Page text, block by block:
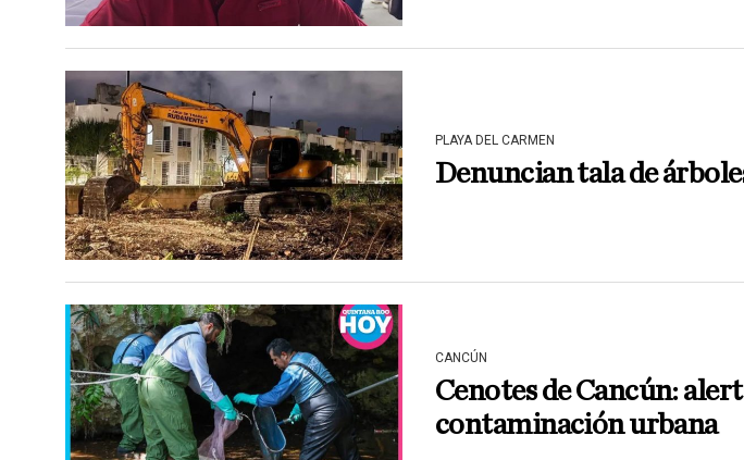
PLAYA DEL CARMEN
Denuncian tala de
CANCÚN
Cenotes de Cancún:
contaminación urbana